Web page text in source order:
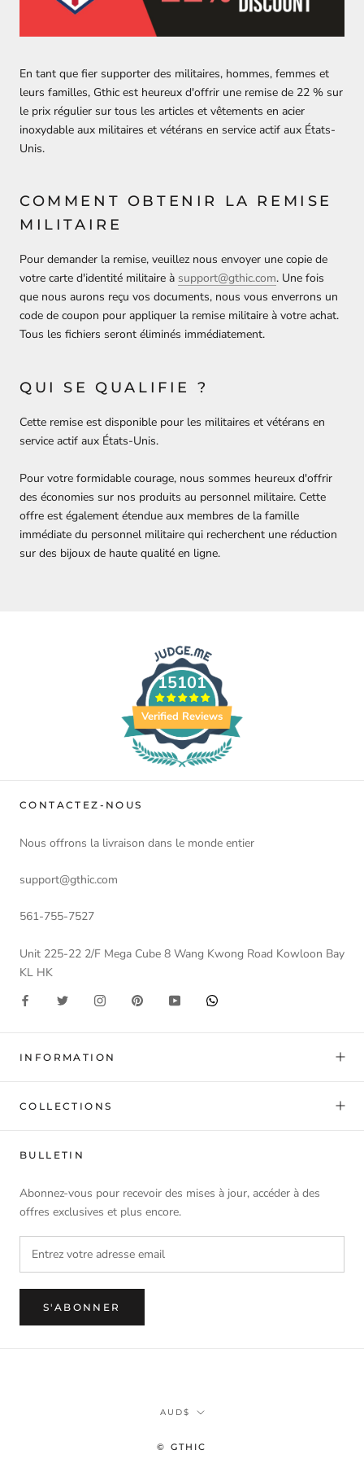
En tant que fier supporter des militaires, hommes, femmes et
leurs familles, Gthic est heureux d'offrir une remise de 22 % sur
le prix régulier sur tous les articles et vêtements en acier
inoxydable aux militaires et vétérans en service actif aux États-
Unis.
COMMENT OBTENIR LA REMISE
MILITAIRE
Pour demander la remise, veuillez nous envoyer une copie de
votre carte d'identité militaire à support@gthic.com. Une fois
que nous aurons reçu vos documents, nous vous enverrons un
code de coupon pour appliquer la remise militaire à votre achat.
Tous les fichiers seront éliminés immédiatement.
QUI SE QUALIFIE ?
Cette remise est disponible pour les militaires et vétérans en
service actif aux États-Unis.
Pour votre formidable courage, nous sommes heureux d'offrir
des économies sur nos produits au personnel militaire. Cette
offre est également étendue aux membres de la famille
immédiate du personnel militaire qui recherchent une réduction
sur des bijoux de haute qualité en ligne.
15101
Verified Reviews
CONTACTEZ-NOUS
Nous offrons la livraison dans le monde entier
support@gthic.com
561-755-7527
Unit 225-22 2/F Mega Cube 8 Wang Kwong Road Kowloon Bay
KL HK
INFORMATION
COLLECTIONS
BULLETIN
Abonnez-vous pour recevoir des mises à jour, accéder à des
offres exclusives et plus encore.
S'ABONNER
Monnaie
AUD$
© GTHIC